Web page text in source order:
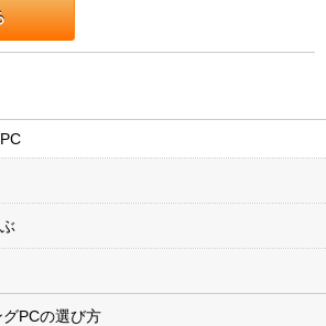
PCの選び方